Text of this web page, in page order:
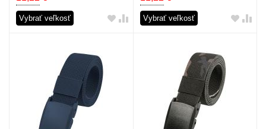
Vybrať veľkosť Vybrať veľkosť